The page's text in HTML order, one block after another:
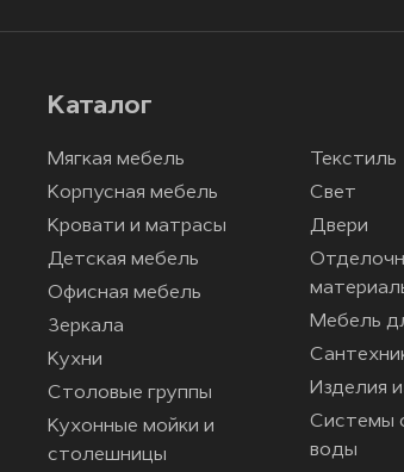
Каталог
Мягкая мебель
Корпусная мебель
Кровати и матрасы
Детская мебель
Офисная мебель
Зеркала
Кухни
Столовые группы
Кухонные мойки и
столешницы
Текстиль
Свет
Двери
Мебель
Изделия
Системы
воды